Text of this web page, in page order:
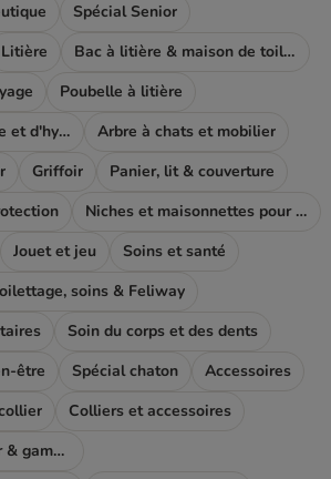
Spécial Senior
Litière
Bac à litière & maison de toilette
Poubelle à litière
Produits de nettoyage et d'hygiène
Arbre à chats et mobilier
Griffoir
Panier, lit & couverture
Niches et maisonnettes pour chat
Jouet et jeu
Soins et santé
soins & Feliway
Soin du corps et des dents
être
Spécial chaton
Accessoires
Colliers et accessoires
Fontaine, distributeur & gamelle